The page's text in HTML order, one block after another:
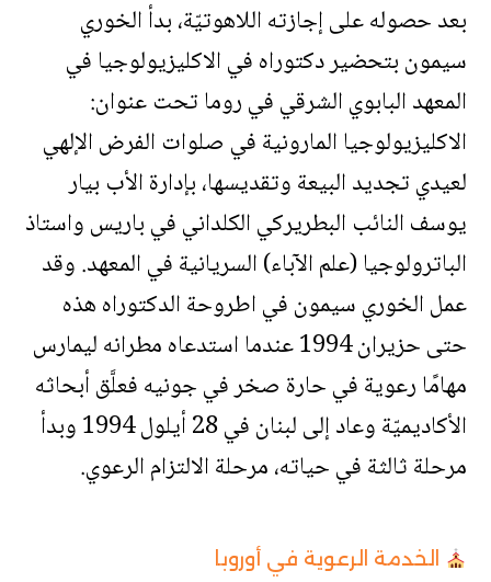
بعد حصوله على إجازته اللاهوتيّة، بدأ الخوري
سيمون بتحضير دكتوراه في الاكليزيولوجيا في
المعهد البابوي الشرقي في روما تحت عنوان:
الاكليزيولوجيا المارونية في صلوات الفرض الإلهي
لعيدي تجديد البيعة وتقديسها، بإدارة الأب بيار
يوسف النائب البطريركي الكلداني في باريس واستاذ
الباترولوجيا (علم الآباء) السريانية في المعهد. وقد
عمل الخوري سيمون في اطروحة الدكتوراه هذه
حتى حزيران 1994 عندما استدعاه مطرانه ليمارس
مهامًا رعوية في حارة صخر في جونيه فعلَّق أبحاثه
الأكاديميّة وعاد إلى لبنان في 28 أيلول 1994 وبدأ
مرحلة ثالثة في حياته، مرحلة الالتزام الرعوي.
الخدمة الرعوية في أوروبا